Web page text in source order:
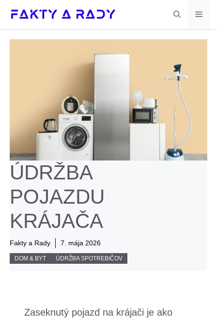
obsah
ÚDRŽBA
POJAZDU
KRÁJAČA
Fakty a Rady 7. mája 2026
DOM & BYT ÚDRŽBA SPOTREBIČOV
Zaseknutý pojazd na krájači je ako